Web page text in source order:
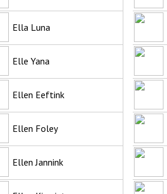
Ella Luna
Elle Yana
Ellen Eeftink
Ellen Foley
Ellen Jannink